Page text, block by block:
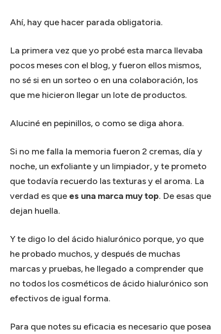
Ahí, hay que hacer parada obligatoria.
La primera vez que yo probé esta marca llevaba
pocos meses con el blog, y fueron ellos mismos,
no sé si en un sorteo o en una colaboración, los
que me hicieron llegar un lote de productos.
Aluciné en pepinillos, o como se diga ahora.
Si no me falla la memoria fueron 2 cremas, día y
noche, un exfoliante y un limpiador, y te prometo
que todavía recuerdo las texturas y el aroma. La
verdad es que es una marca muy top. De esas que
dejan huella.
Y te digo lo del ácido hialurónico porque, yo que
he probado muchos, y después de muchas
marcas y pruebas, he llegado a comprender que
no todos los cosméticos de ácido hialurónico son
efectivos de igual forma.
Para que notes su eficacia es necesario que posea